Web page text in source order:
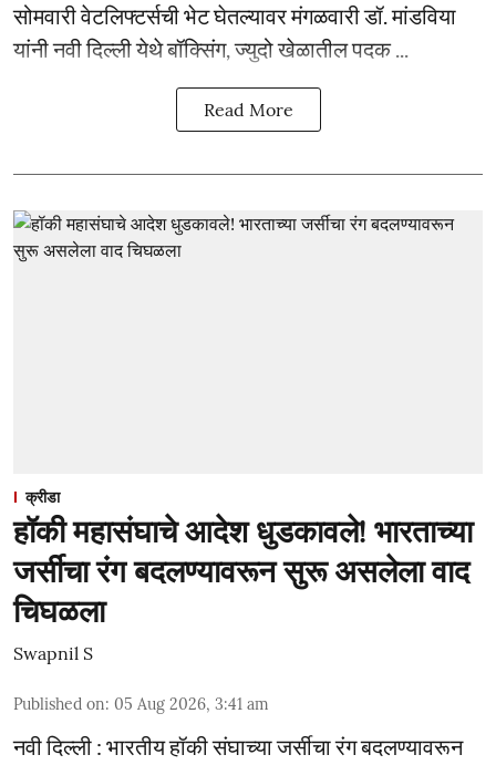
सोमवारी वेटलिफ्टर्सची भेट घेतल्यावर मंगळवारी डॉ. मांडविया
यांनी नवी दिल्ली येथे बॉक्सिंग, ज्युदो खेळातील पदक ...
Read More
क्रीडा
हॉकी महासंघाचे आदेश धुडकावले! भारताच्या
जर्सीचा रंग बदलण्यावरून सुरू असलेला वाद
चिघळला
Swapnil S
Published on: 05 Aug 2026, 3:41 am
नवी दिल्ली : भारतीय हॉकी संघाच्या जर्सीचा रंग बदलण्यावरून